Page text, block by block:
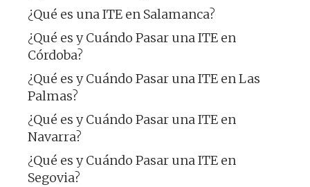
¿Qué es una ITE en Salamanca?
¿Qué es y Cuándo Pasar una ITE en
Córdoba?
¿Qué es y Cuándo Pasar una ITE en Las
Palmas?
¿Qué es y Cuándo Pasar una ITE en
Navarra?
¿Qué es y Cuándo Pasar una ITE en
Segovia?